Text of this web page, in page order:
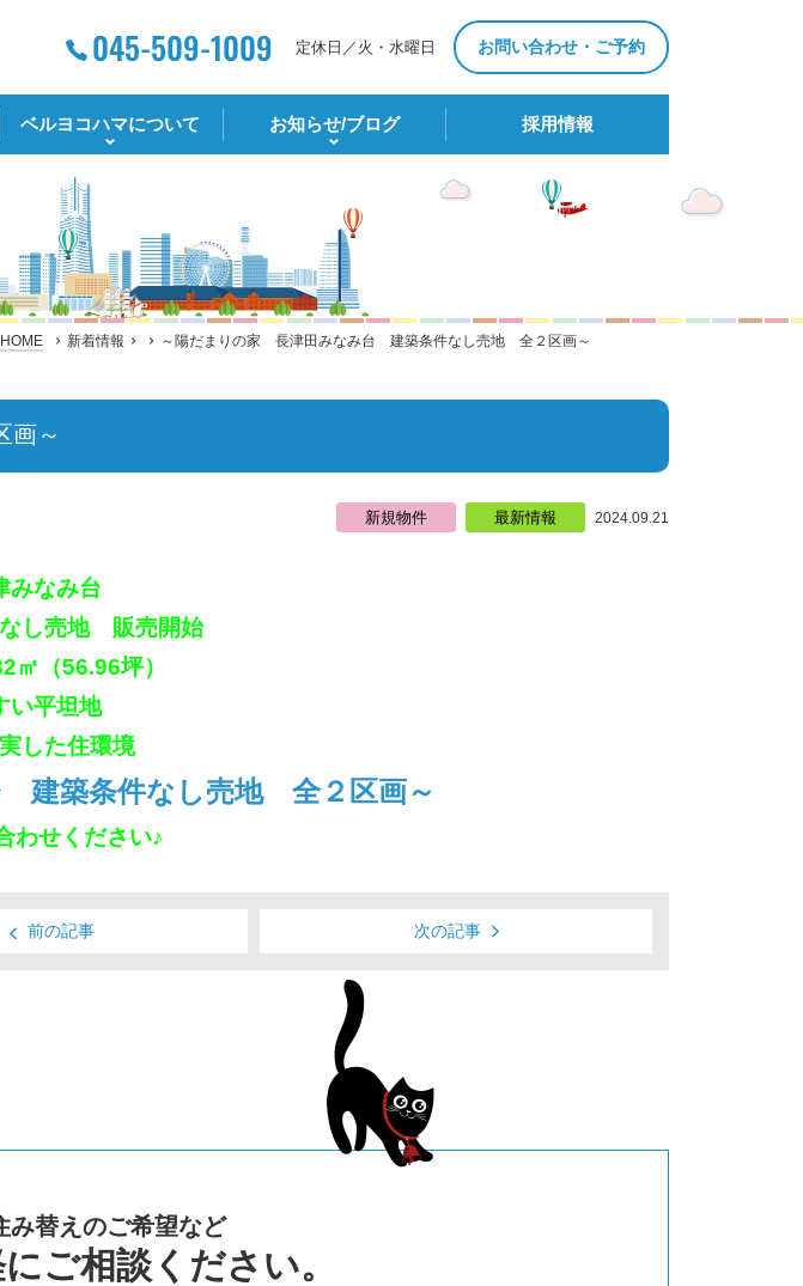
定休日／火・水曜日 お問い合わせ・ご予約
ベルヨコハマについて お知らせ/ブログ 採⽤情報
HOME 新着情報 ～陽だまりの家 長津田みなみ台 建築条件なし売地 全２区画～
～
新規物件 最新情報 2024.09.21
みなみ台
し売地 販売開始
㎡（56.96坪）
い平坦地
した住環境
建築条件なし売地 全２区画～
わせください♪
次の記事
前の記事
み替えのご希望など
ご相談ください。